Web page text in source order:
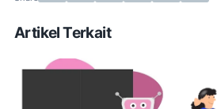
Artikel Terkait